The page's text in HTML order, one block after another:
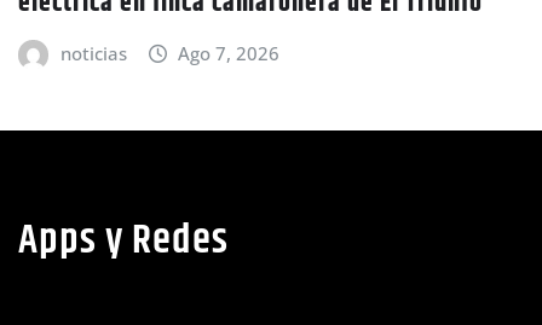
CIDH escucha denuncias por uso de juicios
políticos y debilidad de la independencia